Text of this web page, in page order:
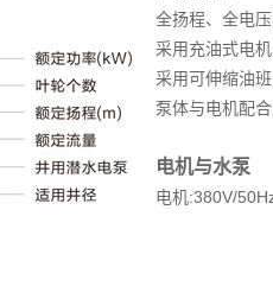
全扬程、全电
采用充油式电
采用可伸缩油
泵体与电机配
电机与水泵
电机:380V/